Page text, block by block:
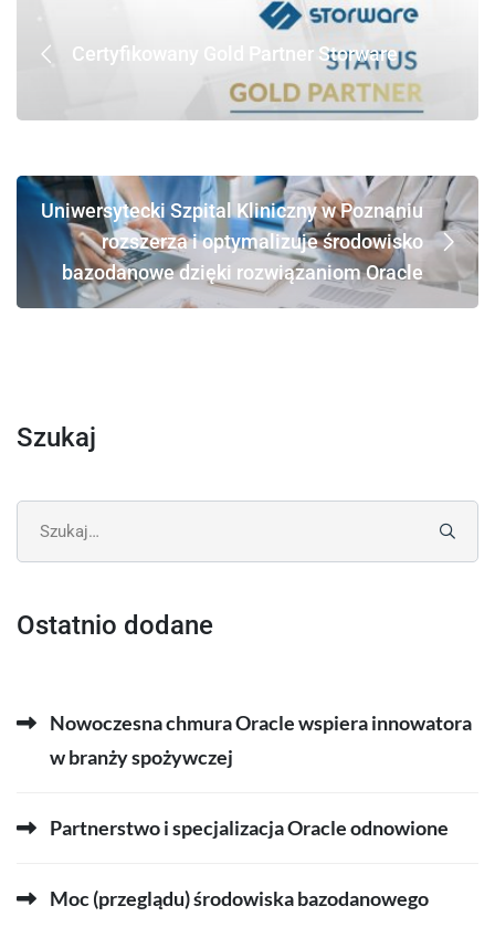
Certyfikowany Gold Partner Storware
Uniwersytecki Szpital Kliniczny w Poznaniu
rozszerza i optymalizuje środowisko
bazodanowe dzięki rozwiązaniom Oracle
Szukaj
Ostatnio dodane
Nowoczesna chmura Oracle wspiera innowatora
w branży spożywczej
Partnerstwo i specjalizacja Oracle odnowione
Moc (przeglądu) środowiska bazodanowego